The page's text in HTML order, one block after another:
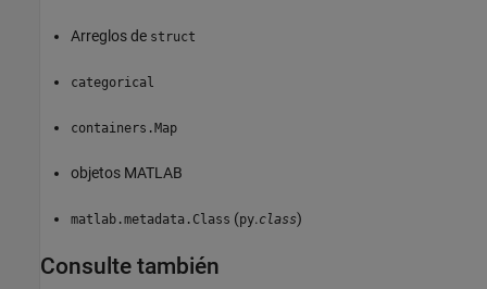
Arreglos de struct
categorical
containers.Map
objetos MATLAB
matlab.metadata.Class (py. class)
Consulte también